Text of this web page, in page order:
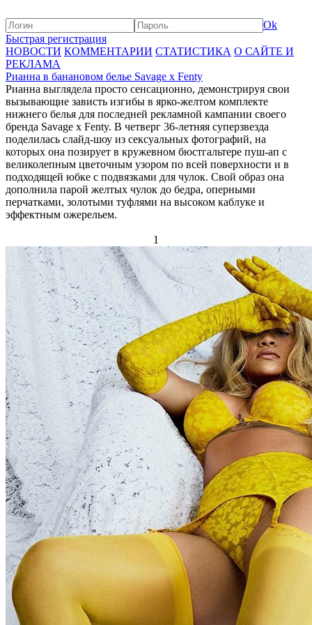
Ok
Быстрая регистрация
НОВОСТИ КОММЕНТАРИИ СТАТИСТИКА О САЙТЕ И
РЕКЛАМА
Рианна в банановом белье Savage x Fenty
Рианна выглядела просто сенсационно, демонстрируя свои
вызывающие зависть изгибы в ярко-желтом комплекте
нижнего белья для последней рекламной кампании своего
бренда Savage x Fenty. В четверг 36-летняя суперзвезда
поделилась слайд-шоу из сексуальных фотографий, на
которых она позирует в кружевном бюстгальтере пуш-ап с
великолепным цветочным узором по всей поверхности и в
подходящей юбке с подвязками для чулок. Свой образ она
дополнила парой желтых чулок до бедра, оперными
перчатками, золотыми туфлями на высоком каблуке и
эффектным ожерельем.
1